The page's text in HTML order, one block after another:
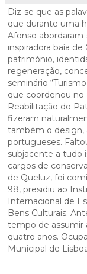
Planeamento
Reabilitação urbana
Urbanismo
Cascais Próxima
Governação
Mobilidade
Qualidade de vida
Jornal C
Agenda do executivo
VIVER
VISITAR
ESTUDAR
TEMPOS LIVRES
MOBILIDADE
INVESTIR EM
SERVIÇOS
MAPA DO PORTAL
Diz-se que as
que durante uma
Afonso
inspiradora baía
património,
regeneração,
seminário
que coordenou no
Reabilitação do
fizeram
também o design,
portugueses.
subjacente a tudo
cargos de
de Queluz, foi
98, presidiu ao
Internacional de
Bens Culturais.
tempo de assumir
quatro anos.
Municipal de